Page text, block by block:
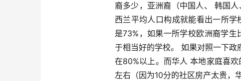
裔多少，亚洲裔（中国人、 韩国
西兰平均人口构成就能看出一所
是73%，如果一所学校欧洲裔学
于相当好的学校。 如果对照一下
在80%以上。而华人 本地家庭喜
左右（因为10分的社区房产太贵，